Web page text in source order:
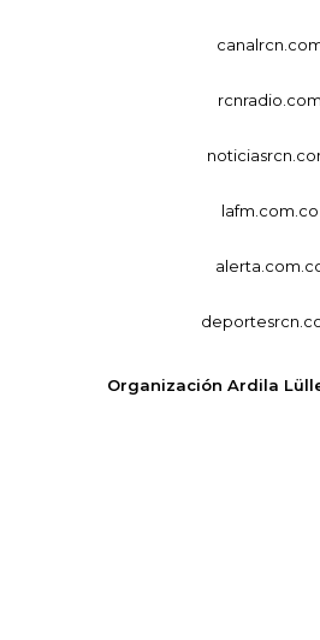
rcnradio.com
lafm.com.co
Organización Ardila